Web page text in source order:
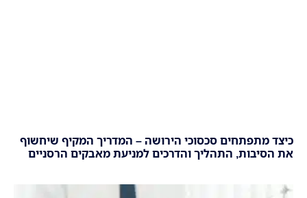
כיצד מתפתחים סכסוכי הירושה – המדריך המקיף שיחשוף
את הסיבות, התהליך והדרכים למניעת מאבקים הרסניים